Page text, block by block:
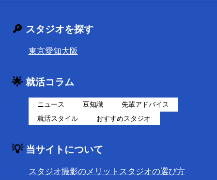
🔎 スタジオを探す
東京愛知大阪
🌟 就活コラム
ニュース 豆知識
先輩アドバイス
就活スタイル
おすすめスタジオ
💡 当サイトについて
スタジオ撮影のメリット スタジオの選び方